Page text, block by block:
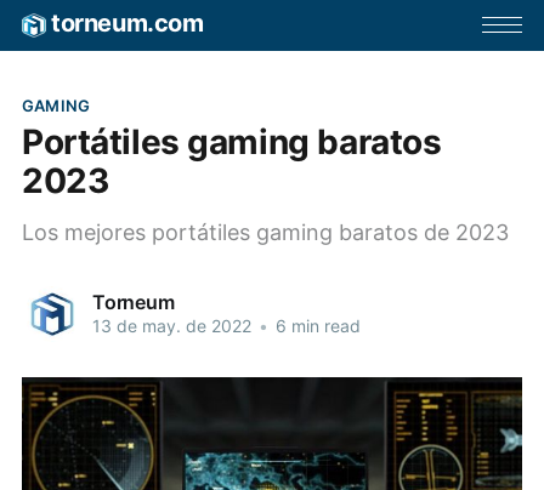
torneum.com
GAMING
Portátiles gaming baratos
2023
Los mejores portátiles gaming baratos de 2023
Torneum
13 de may. de 2022 • 6 min read